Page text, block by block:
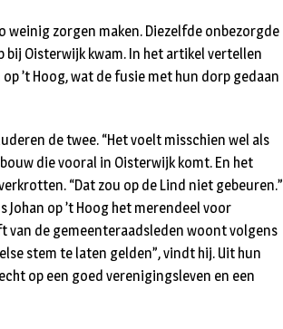
weinig zorgen maken. Diezelfde onbezorgde
Oisterwijk kwam. In het artikel vertellen
’t Hoog, wat de fusie met hun dorp gedaan
de twee. “Het voelt misschien wel als
die vooral in Oisterwijk komt. En het
“Dat zou op de Lind niet gebeuren.”
op ’t Hoog het merendeel voor
van de gemeenteraadsleden woont volgens
stem te laten gelden”, vindt hij. Uit hun
op een goed verenigingsleven en een